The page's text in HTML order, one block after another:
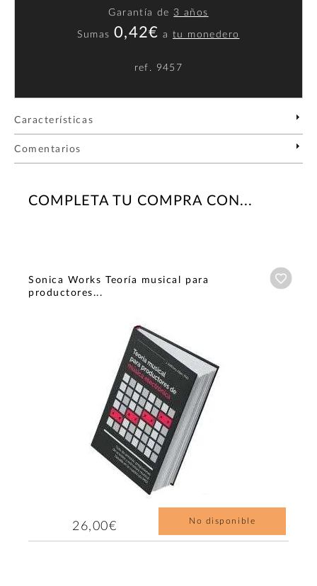
Garantía de 3 años
Sumas 0,42€ atu monedero
ref. 9457
Características
Comentarios
COMPLETA TU COMPRA CON...
Sonica Works Teoría musical para
productores...
26,00€ No disponible